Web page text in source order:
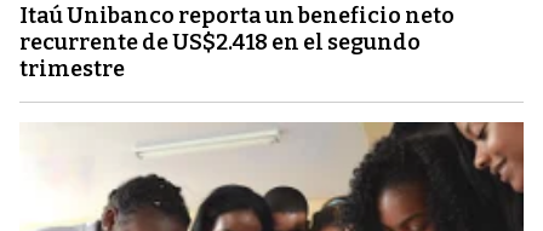
Itaú Unibanco reporta un beneficio neto
recurrente de US$2.418 en el segundo
trimestre